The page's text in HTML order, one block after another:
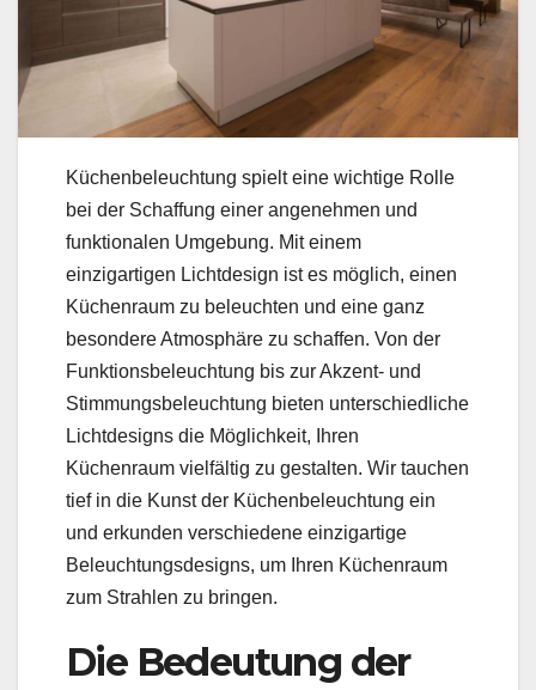
Küchenbeleuchtung spielt eine wichtige Rolle
bei der Schaffung einer angenehmen und
funktionalen Umgebung. Mit einem
einzigartigen Lichtdesign ist es möglich, einen
Küchenraum zu beleuchten und eine ganz
besondere Atmosphäre zu schaffen. Von der
Funktionsbeleuchtung bis zur Akzent- und
Stimmungsbeleuchtung bieten unterschiedliche
Lichtdesigns die Möglichkeit, Ihren
Küchenraum vielfältig zu gestalten. Wir tauchen
tief in die Kunst der Küchenbeleuchtung ein
und erkunden verschiedene einzigartige
Beleuchtungsdesigns, um Ihren Küchenraum
zum Strahlen zu bringen.
Die Bedeutung der